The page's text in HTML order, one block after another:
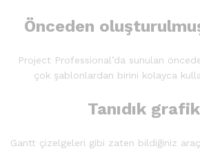
Önceden
Project Professional’da sunulan
çok şablonlardan birini kolayca
Tanıdık
Gantt çizelgeleri gibi zaten bildiğiniz